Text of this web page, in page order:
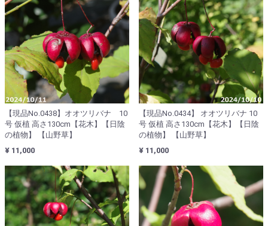
【現品No.0438】オオツリバナ 10
号 仮植 高さ130cm【花木】【日陰
の植物】 【山野草】
¥ 11,000
【現品No.0434】 オオツリバナ 10
号 仮植 高さ130cm【花木】【日陰
の植物】 【山野草】
¥ 11,000